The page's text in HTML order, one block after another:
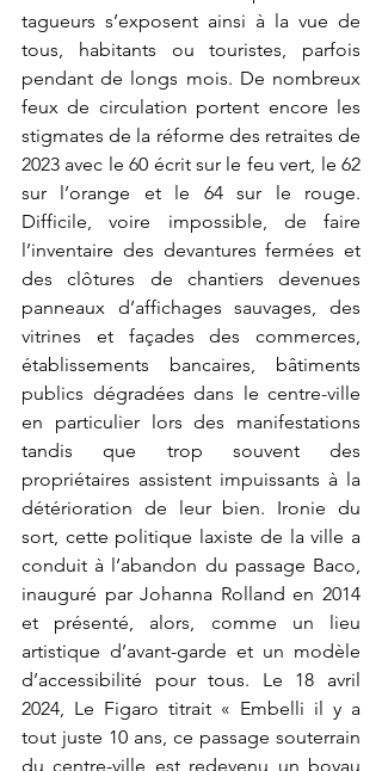
tagueurs s’exposent ainsi à la vue de
tous, habitants ou touristes, parfois
pendant de longs mois. De nombreux
feux de circulation portent encore les
stigmates de la réforme des retraites de
2023 avec le 60 écrit sur le feu vert, le 62
sur l’orange et le 64 sur le rouge.
Difficile, voire impossible, de faire
l’inventaire des devantures fermées et
des clôtures de chantiers devenues
panneaux d’affichages sauvages, des
vitrines et façades des commerces,
établissements bancaires, bâtiments
publics dégradées dans le centre-ville
en particulier lors des manifestations
tandis que trop souvent des
propriétaires assistent impuissants à la
détérioration de leur bien. Ironie du
sort, cette politique laxiste de la ville a
conduit à l’abandon du passage Baco,
inauguré par Johanna Rolland en 2014
et présenté, alors, comme un lieu
artistique d’avant-garde et un modèle
d’accessibilité pour tous. Le 18 avril
2024, Le Figaro titrait « Embelli il y a
tout juste 10 ans, ce passage souterrain
du centre-ville est redevenu un boyau